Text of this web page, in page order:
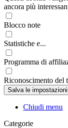
ancora più
Blocco note
Statistiche e...
Programma di
Riconoscimento del
Chiudi menu
Categorie